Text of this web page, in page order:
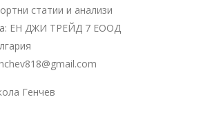
статии и анализи
ЕН ДЖИ ТРЕЙД 7 ЕООД
Генчев